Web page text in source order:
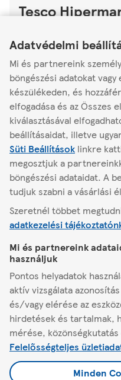
Adatvédelmi
Mi és partnereink
böngészési adatokat
készülékeden, és
elfogadása és az Összes
kiválasztásával
beállításaidat, illetve
Süti Beállítások linkre
megosztjuk a
böngészési adataidat. A
tudjuk szabni a vásárlási
Szeretnél többet
adatkezelési
Mi és partnereink
használjuk
Pontos helyadatok
aktív vizsgálata
és/vagy elérése az
hirdetések és tartalmak,
mérése,
Felelősségteljes
Minden
Tesco
8100
Nyitva-Zárás:21:00
Áruház adatai
Másik
Zirc
A Tescóról
Segítség
Minden, ami Tesco
Jogi tudnivalók és